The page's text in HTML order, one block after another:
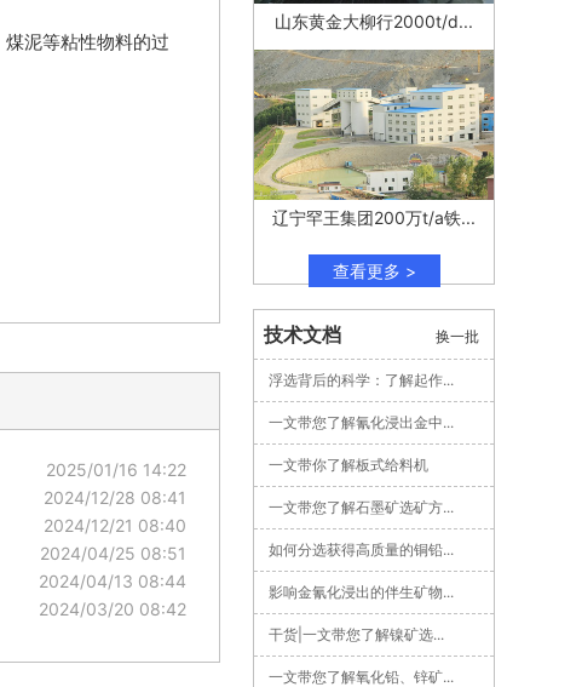
泥等粘性物料的过
2025/01/16 14:22
2024/12/28 08:41
2024/12/21 08:40
2024/04/25 08:51
2024/04/13 08:44
2024/03/20 08:42
山东黄金大柳行2000t/d...
辽宁罕王集团200万t/a铁...
查看更多 >
技术文档
浮选背后的科学：了解起作...
一文带您了解氰化浸出金中...
一文带你了解板式给料机
一文带您了解石墨矿选矿方...
如何分选获得高质量的铜铅...
影响金氰化浸出的伴生矿物...
干货|一文带您了解镍矿选...
一文带您了解氧化铅、锌矿...
换一批